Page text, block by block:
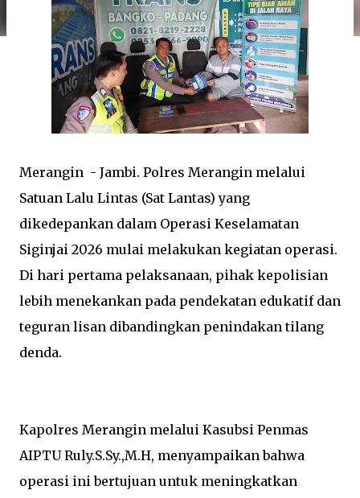
Merangin - Jambi. Polres Merangin melalui
Satuan Lalu Lintas (Sat Lantas) yang
dikedepankan dalam Operasi Keselamatan
Siginjai 2026 mulai melakukan kegiatan operasi.
Di hari pertama pelaksanaan, pihak kepolisian
lebih menekankan pada pendekatan edukatif dan
teguran lisan dibandingkan penindakan tilang
denda.
Kapolres Merangin melalui Kasubsi Penmas
AIPTU Ruly.S.Sy.,M.H, menyampaikan bahwa
operasi ini bertujuan untuk meningkatkan